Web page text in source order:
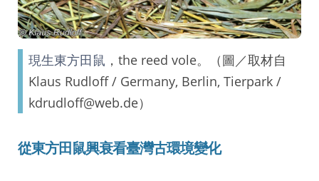
現生東方田鼠 ，the reed vole。（圖／取材自
Klaus Rudloff / Germany, Berlin, Tierpark /
kdrudloff@web.de）
從東方田鼠興衰看臺灣古環境變化